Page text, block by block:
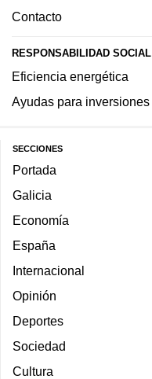
Contacto
RESPONSABILIDAD SOCIAL
Eficiencia energética
Ayudas para inversiones
SECCIONES
Portada
Galicia
Economía
España
Internacional
Opinión
Deportes
Sociedad
Cultura